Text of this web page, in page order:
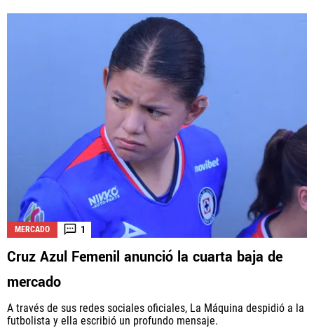
MERCADO 1
Cruz Azul Femenil anunció la cuarta baja de
mercado
A través de sus redes sociales oficiales, La Máquina despidió a la
futbolista y ella escribió un profundo mensaje.